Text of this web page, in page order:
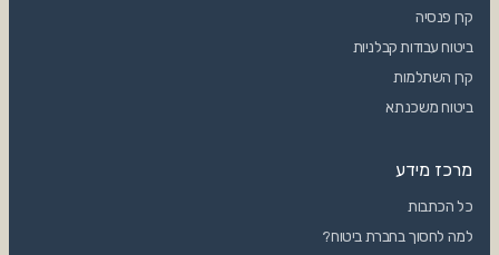
קרן פנסיה
ביטוח עבודות קבלניות
קרן השתלמות
ביטוח משכנתא
מרכז מידע
כל הכתבות
למה לחסוך בחברת ביטוח?